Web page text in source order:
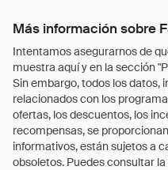
Más información sobre
Intentamos asegurarnos de
muestra aquí y en la sección
Sin embargo, todos los datos,
relacionados con los
ofertas, los descuentos, los
recompensas, se
informativos, están sujetos a
obsoletos. Puedes consultar